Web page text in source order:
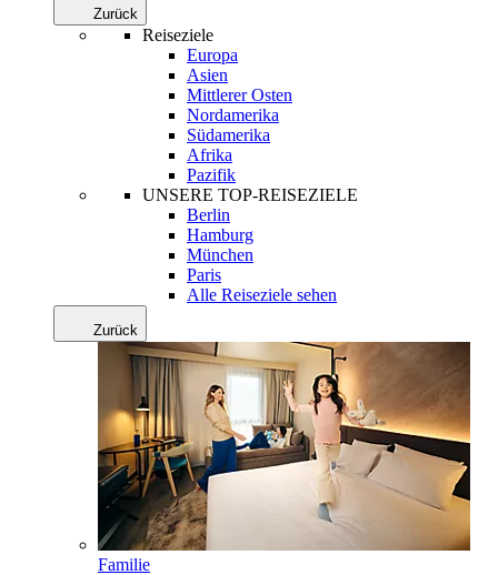
Zurück
Reiseziele
Europa
Asien
Mittlerer Osten
Nordamerika
Südamerika
Afrika
Pazifik
UNSERE TOP-REISEZIELE
Berlin
Hamburg
München
Paris
Alle Reiseziele sehen
Zurück
Familie